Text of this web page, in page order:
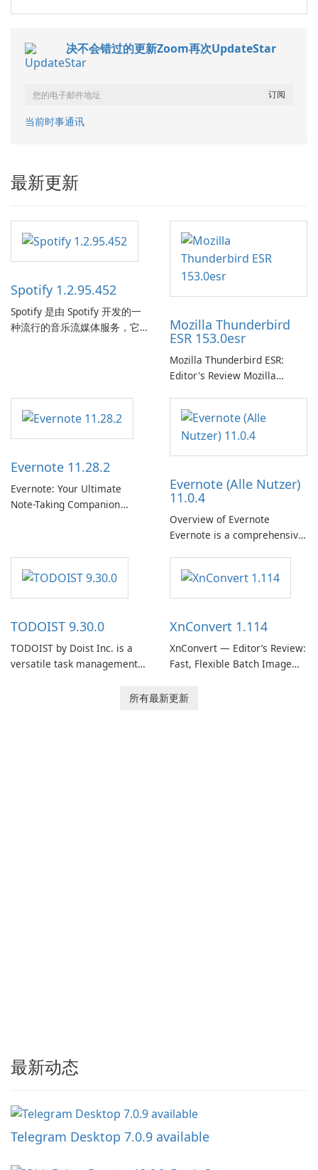
决不会错过的更新Zoom再次UpdateStar
当前时事通讯
最新更新
Spotify 1.2.95.452
Spotify 是由 Spotify 开发的一
种流行的音乐流媒体服务，它
的音乐体验，让他们发现、流
式传输和欣赏他们最喜欢的音
Mozilla Thunderbird
ESR 153.0esr
Mozilla Thunderbird ESR:
Editor's Review Mozilla
Support Release) is the long-
term support channel of the
Thunderbird desktop email
client designed for
need predictable …
Evernote 11.28.2
Evernote: Your Ultimate
Note-Taking Companion
helps users capture ideas,
organize to-do lists, and keep
track of important
Evernote (Alle Nutzer)
11.0.4
Overview of Evernote
Evernote is a comprehensive
software designed to help
users capture, organize, and
access information across
TODOIST 9.30.0
TODOIST by Doist Inc. is a
versatile task management
XnConvert 1.114
XnConvert — Editor’s Review:
Fast, Flexible Batch Image
macOS and Linux XnConvert
所有最新更新
最新动态
Telegram Desktop 7.0.9 available